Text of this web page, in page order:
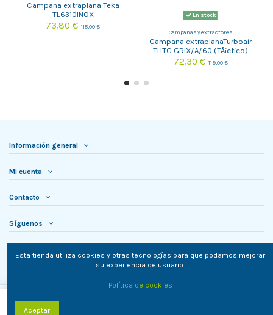
Campana extraplana Teka
TL6310INOX
73,80 €115,00 €
En stock
Campanas y extractores
Campana extraplanaTurboair
THTC GRIX/A/60 (TÃ¡ctico)
72,30 € 119,00 €
Información general
Mi cuenta
Contacto
Síguenos
Esta tienda utiliza cookies y otras tecnologías para que podamos mejorar
su experiencia de usuario.
Política de cookies
Aceptar